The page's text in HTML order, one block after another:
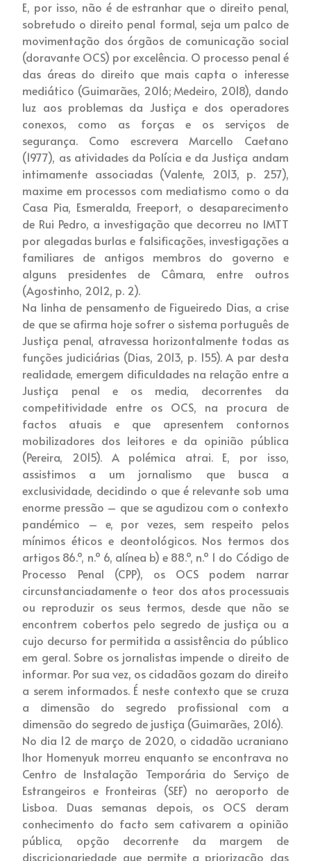
E, por isso, não é de estranhar que o direito penal,
sobretudo o direito penal formal, seja um palco de
movimentação dos órgãos de comunicação social
(doravante OCS) por excelência. O processo penal é
das áreas do direito que mais capta o interesse
mediático (Guimarães, 2016; Medeiro, 2018), dando
luz aos problemas da Justiça e dos operadores
conexos, como as forças e os serviços de
segurança. Como escrevera Marcello Caetano
(1977), as atividades da Polícia e da Justiça andam
intimamente associadas (Valente, 2013, p. 257),
maxime em processos com mediatismo como o da
Casa Pia, Esmeralda, Freeport, o desaparecimento
de Rui Pedro, a investigação que decorreu no IMTT
por alegadas burlas e falsificações, investigações a
familiares de antigos membros do governo e
alguns presidentes de Câmara, entre outros
(Agostinho, 2012, p. 2).
Na linha de pensamento de Figueiredo Dias, a crise
de que se afirma hoje sofrer o sistema português de
Justiça penal, atravessa horizontalmente todas as
funções judiciárias (Dias, 2013, p. 155). A par desta
realidade, emergem dificuldades na relação entre a
Justiça penal e os media, decorrentes da
competitividade entre os OCS, na procura de
factos atuais e que apresentem contornos
mobilizadores dos leitores e da opinião pública
(Pereira, 2015). A polémica atrai. E, por isso,
assistimos a um jornalismo que busca a
exclusividade, decidindo o que é relevante sob uma
enorme pressão – que se agudizou com o contexto
pandémico – e, por vezes, sem respeito pelos
mínimos éticos e deontológicos. Nos termos dos
artigos 86.º, n.º 6, alínea b) e 88.º, n.º 1 do Código de
Processo Penal (CPP), os OCS podem narrar
circunstanciadamente o teor dos atos processuais
ou reproduzir os seus termos, desde que não se
encontrem cobertos pelo segredo de justiça ou a
cujo decurso for permitida a assistência do público
em geral. Sobre os jornalistas impende o direito de
informar. Por sua vez, os cidadãos gozam do direito
a serem informados. É neste contexto que se cruza
a dimensão do segredo profissional com a
dimensão do segredo de justiça (Guimarães, 2016).
No dia 12 de março de 2020, o cidadão ucraniano
Ihor Homenyuk morreu enquanto se encontrava no
Centro de Instalação Temporária do Serviço de
Estrangeiros e Fronteiras (SEF) no aeroporto de
Lisboa. Duas semanas depois, os OCS deram
conhecimento do facto sem cativarem a opinião
pública, opção decorrente da margem de
discricionariedade que permite a priorização das